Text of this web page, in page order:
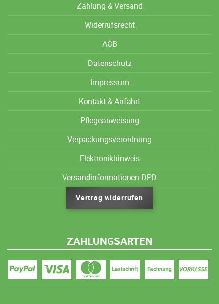
Zahlung & Versand
Widerrufsrecht
AGB
Datenschutz
Impressum
Kontakt & Anfahrt
Pflegeanweisung
Verpackungsverordnung
Elektronikhinweis
Versandinformationen DPD
Vertrag widerrufen
ZAHLUNGSARTEN